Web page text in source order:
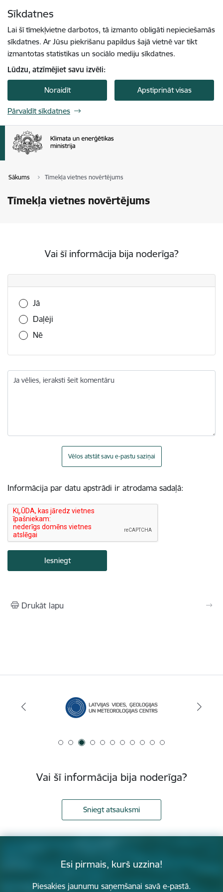
Sīkdatnes
Lai šī tīmekļvietne darbotos, tā izmanto obligāti nepieciešamās
sīkdatnes. Ar Jūsu piekrišanu papildus šajā vietnē var tikt
izmantotas statistikas un sociālo mediju sīkdatnes.
Lūdzu, atzīmējiet savu izvēli:
Noraidīt Apstiprināt visas
Pārvaldīt sīkdatnes
Sākums Tīmekļa vietnes novērtējums
Tīmekļa vietnes novērtējums
Vai šī informācija bija noderīga?
Vai šī informācija bija noderīga?
Jā
Daļēji
Nē
Ja vēlies, ieraksti šeit komentāru
Vēlos atstāt savu e-pastu saziņai
Informācija par datu apstrādi ir atrodama sadaļā:
Drukāt lapu
Vai šī informācija bija noderīga?
Sniegt atsauksmi
Esi pirmais, kurš uzzina!
Piesakies jaunumu saņemšanai savā e-pastā.